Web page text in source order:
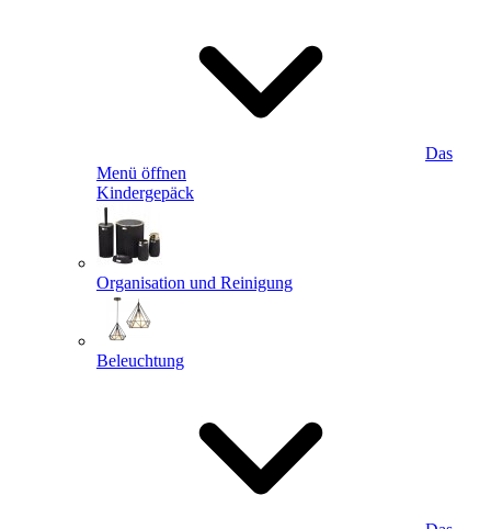
Das
Menü öffnen
Kindergepäck
Organisation und Reinigung
Beleuchtung